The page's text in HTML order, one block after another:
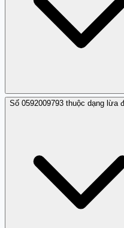
Có, số điện thoại này bị
Số 0592009793 thuộc dạng lừa